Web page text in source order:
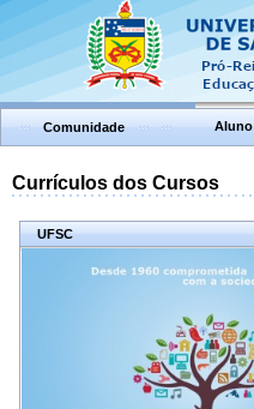
Comunidade Aluno
Currículos dos Cursos
UFSC